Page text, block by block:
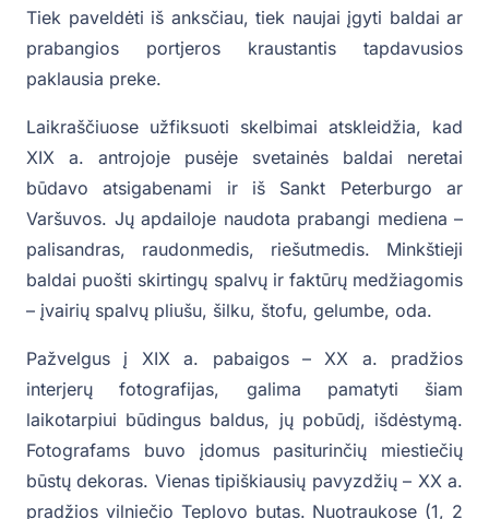
Tiek paveldėti iš anksčiau, tiek naujai įgyti baldai ar
prabangios portjeros kraustantis tapdavusios
paklausia preke.
Laikraščiuose užfiksuoti skelbimai atskleidžia, kad
XIX a. antrojoje pusėje svetainės baldai neretai
būdavo atsigabenami ir iš Sankt Peterburgo ar
Varšuvos. Jų apdailoje naudota prabangi mediena –
palisandras, raudonmedis, riešutmedis. Minkštieji
baldai puošti skirtingų spalvų ir faktūrų medžiagomis
– įvairių spalvų pliušu, šilku, štofu, gelumbe, oda.
Pažvelgus į XIX a. pabaigos – XX a. pradžios
interjerų fotografijas, galima pamatyti šiam
laikotarpiui būdingus baldus, jų pobūdį, išdėstymą.
Fotografams buvo įdomus pasiturinčių miestiečių
būstų dekoras. Vienas tipiškiausių pavyzdžių – XX a.
pradžios vilniečio Teplovo butas. Nuotraukose (1, 2